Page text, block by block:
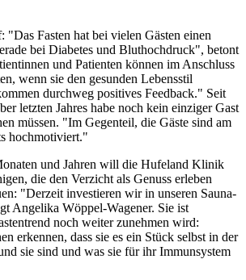
"Das Fasten hat bei vielen Gästen einen
bei Diabetes und Bluthochdruck", betont
und Patienten können im Anschluss
wenn sie den gesunden Lebensstil
durchweg positives Feedback." Seit
letzten Jahres habe noch kein einziger Gast
müssen. "Im Gegenteil, die Gäste sind am
hochmotiviert."
und Jahren will die Hufeland Klinik
die den Verzicht als Genuss erleben
"Derzeit investieren wir in unseren Sauna-
Angelika Wöppel-Wagener. Sie ist
noch weiter zunehmen wird:
erkennen, dass sie es ein Stück selbst in der
sie sind und was sie für ihr Immunsystem